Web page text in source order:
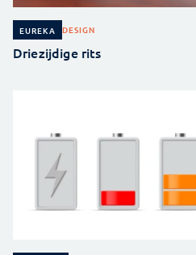
EUREKA DESIGN
Driezijdige rits